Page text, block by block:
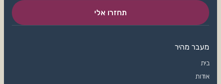
מעבר מהיר
בית
אודות